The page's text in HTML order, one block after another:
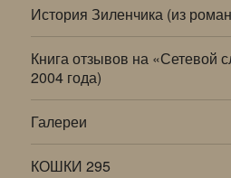
История Зиленчика (из
Книга отзывов на «Сетевой
2004 года)
Галереи
КОШКИ 295